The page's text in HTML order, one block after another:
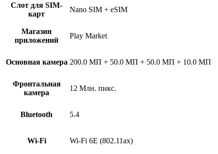
Слот для SIM-
карт
Nano SIM + eSIM
Магазин
приложений
Play Market
Основная камера 200.0 МП + 50.0 МП + 50.0 МП + 10.0 МП
Фронтальная
камера
12 Млн. пикс.
Bluetooth 5.4
Wi-Fi Wi-Fi 6E (802.11ax)